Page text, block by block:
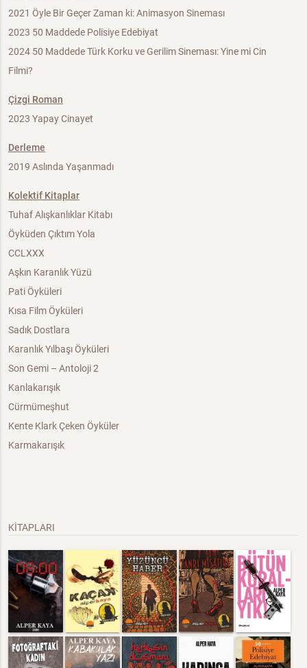
2021 Öyle Bir Geçer Zaman ki: Animasyon Sineması
2023 50 Maddede Polisiye Edebiyat
2024 50 Maddede Türk Korku ve Gerilim Sineması: Yine mi Cin
Filmi?
Çizgi Roman
2023 Yapay Cinayet
Derleme
2019 Aslında Yaşanmadı
Kolektif Kitaplar
Tuhaf Alışkanlıklar Kitabı
Öyküden Çıktım Yola
CCLXXX
Aşkın Karanlık Yüzü
Pati Öyküleri
Kısa Film Öyküleri
Sadık Dostlara
Karanlık Yılbaşı Öyküleri
Son Gemi – Antoloji 2
Kanlakarışık
Cürmümeşhut
Kente Klark Çeken Öyküler
Karmakarışık
KİTAPLARI